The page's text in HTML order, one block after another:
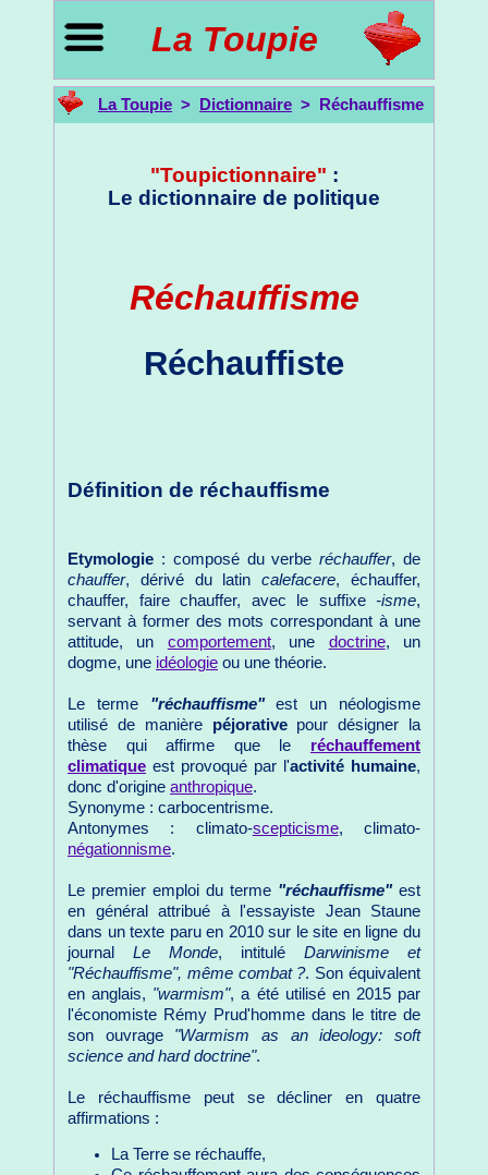
La Toupie
La Toupie > Dictionnaire > Réchauffisme
"Toupictionnaire" :
Le dictionnaire de politique
Réchauffisme
Réchauffiste
Définition de réchauffisme
Etymologie : composé du verberéchauffer, de
chauffer, dérivé du latincalefacere, échauffer,
chauffer, faire chauffer, avec le suffixe -isme,
servant à former des mots correspondant à une
attitude, un comportement, une doctrine, un
dogme, une idéologie ou une théorie.
Le terme "réchauffisme"est un néologisme
utilisé de manière péjorativepour désigner la
thèse qui affirme que le réchauffement
climatique est provoqué par l'activité humaine,
donc d'origine anthropique.
Synonyme : carbocentrisme.
Antonymes : climato-scepticisme, climato-
négationnisme.
Le premier emploi du terme "réchauffisme"est
en général attribué à l'essayiste Jean Staune
dans un texte paru en 2010 sur le site en ligne du
journal Le Monde, intitulé Darwinisme et
"Réchauffisme", même combat ?. Son équivalent
en anglais, "warmism", a été utilisé en 2015 par
l'économiste Rémy Prud'homme dans le titre de
son ouvrage "Warmism as an ideology: soft
science and hard doctrine".
Le réchauffisme peut se décliner en quatre
affirmations :
La Terre se réchauffe,